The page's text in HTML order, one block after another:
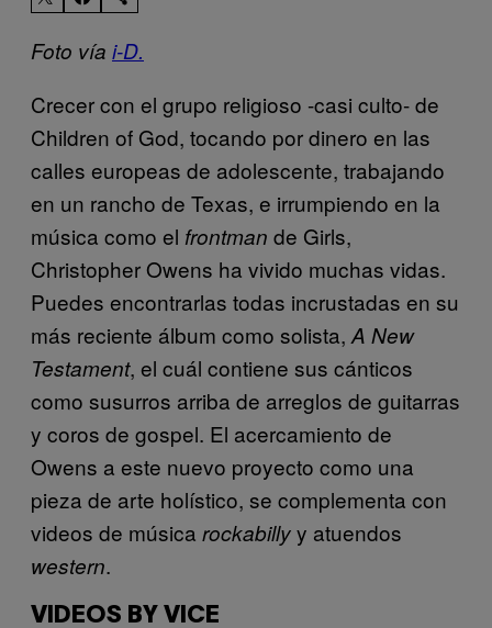
Foto vía i-D.
Crecer con el grupo religioso -casi culto- de
Children of God, tocando por dinero en las
calles europeas de adolescente, trabajando
en un rancho de Texas, e irrumpiendo en la
música como el frontman de Girls,
Christopher Owens ha vivido muchas vidas.
Puedes encontrarlas todas incrustadas en su
más reciente álbum como solista, A New
Testament, el cuál contiene sus cánticos
como susurros arriba de arreglos de guitarras
y coros de gospel. El acercamiento de
Owens a este nuevo proyecto como una
pieza de arte holístico, se complementa con
videos de música rockabillyy atuendos
western.
VIDEOS BY VICE